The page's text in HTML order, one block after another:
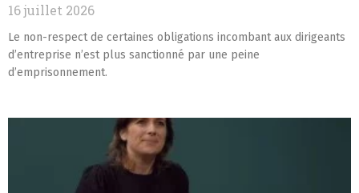
16 juillet 2026
Le non-respect de certaines obligations incombant aux dirigeants
d’entreprise n’est plus sanctionné par une peine
d’emprisonnement.